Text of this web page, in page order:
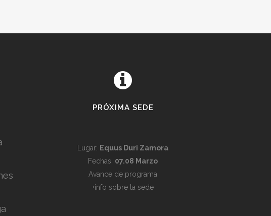
PRÓXIMA SEDE
Lugar: Equus Duri Zamora
Fechas: 07.08 Marzo
Avance de programa
+info sobre la sede